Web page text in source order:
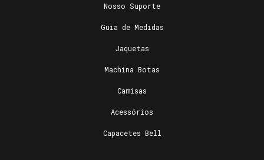
Nosso Suporte
Guia de Medidas
Jaquetas
Machina Botas
Camisas
Acessórios
Capacetes Bell